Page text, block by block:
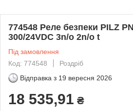
774548 Реле безпеки PILZ
300/24VDC 3n/o 2n/o t
Під замовлення
Код: 774548
Роздріб
Відправка з 19 вересня 2026
18 535,91 ₴